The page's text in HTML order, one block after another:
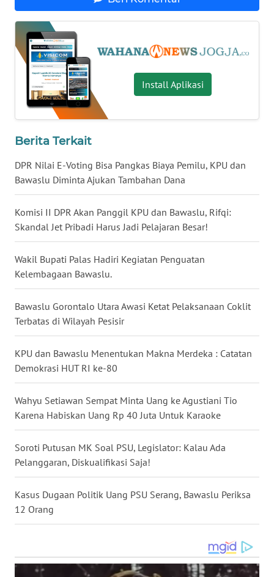
Install Aplikasi
Berita Terkait
DPR Nilai E-Voting Bisa Pangkas Biaya Pemilu, KPU dan
Bawaslu Diminta Ajukan Tambahan Dana
Komisi II DPR Akan Panggil KPU dan Bawaslu, Rifqi:
Skandal Jet Pribadi Harus Jadi Pelajaran Besar!
Wakil Bupati Palas Hadiri Kegiatan Penguatan
Kelembagaan Bawaslu.
Bawaslu Gorontalo Utara Awasi Ketat Pelaksanaan Coklit
Terbatas di Wilayah Pesisir
KPU dan Bawaslu Menentukan Makna Merdeka : Catatan
Demokrasi HUT RI ke-80
Wahyu Setiawan Sempat Minta Uang ke Agustiani Tio
Karena Habiskan Uang Rp 40 Juta Untuk Karaoke
Soroti Putusan MK Soal PSU, Legislator: Kalau Ada
Pelanggaran, Diskualifikasi Saja!
Kasus Dugaan Politik Uang PSU Serang, Bawaslu Periksa
12 Orang
WN
NUSANTARA
WN
JOGJA
WN
WN
BALI
WN
KALBAR
WN
KALTENG
KALTARA
KALSEL
KALTIM
SULSEL
WN
GORONTALO
WN
WN